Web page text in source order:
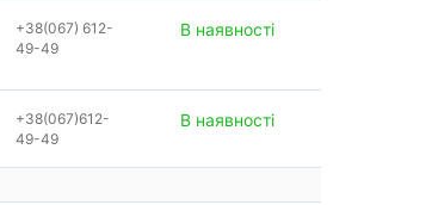
+38(067) 612-
49-49
В наявності
+38(067)612-
49-49
В наявності